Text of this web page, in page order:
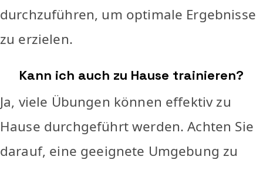
durchzuführen, um optimale Ergebnisse
zu erzielen.
Kann ich auch zu Hause trainieren?
Ja, viele Übungen können effektiv zu
Hause durchgeführt werden. Achten Sie
darauf, eine geeignete Umgebung zu